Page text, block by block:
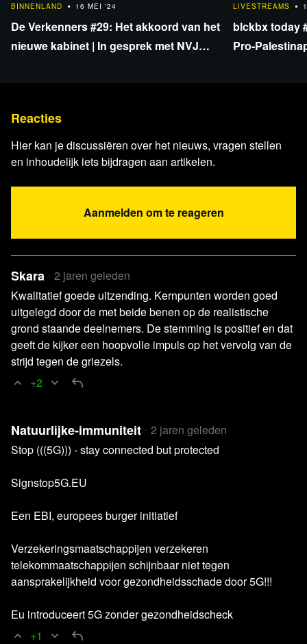
Boek Kees van der Pijl
De Tragedie van Oekraïne
Artikel TTM.nlNieuw kabinet wil invoering ZE-zones
uitstellen
Video NOSReacties hoofdlijnenakkoord
X / @estherouwehand |Reactie op hoofdlijnenakkoord
X / @FDF_Nederland4 juni See you in #Brussels
https://x.com/FDF_Nederland/st...
Tweet en video over de reactie van
Frans Timmermans
toch
Lees 9 reacties
BINNENLAND
16 MEI '24
De Verkenners #29: Het akkoord van het
nieuwe kabinet | In gesprek met NVJ
LIVESTREAMS
blckbx today
Pro-
Reacties
Hier kan je discussiëren over het nieuws, vragen stellen
en inhoudelijk iets bijdragen aan artikelen.
Aanmelden om te reageren
Skara
2 jaren geleden
Kwalitatief goede uitzending. Kernpunten worden goed
uitgelegd door de met beide benen op de realistische
grond staande deelnemers. De stemming is positief en dat
geeft de kijker een hoopvolle impuls op het vervolg van de
strijd tegen de griezels.
+2
Natuurlijke-immuniteit
2 jaren geleden
Stop (((5G))) - stay connected but protected
Signstop5G.EU
Een EBI, europees burger initiatief
Verzekeringsmaatschappijen verzekeren
telekommaatschappijen schijnbaar niet tegen
aansprakelijkheid voor gezondheidsschade door 5G!!!
Eu introduceert 5G zonder gezondheidscheck
+1